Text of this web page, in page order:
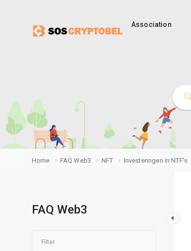
Association
Home FAQ Web3 NFT Investeringen in NTF’s
FAQ Web3